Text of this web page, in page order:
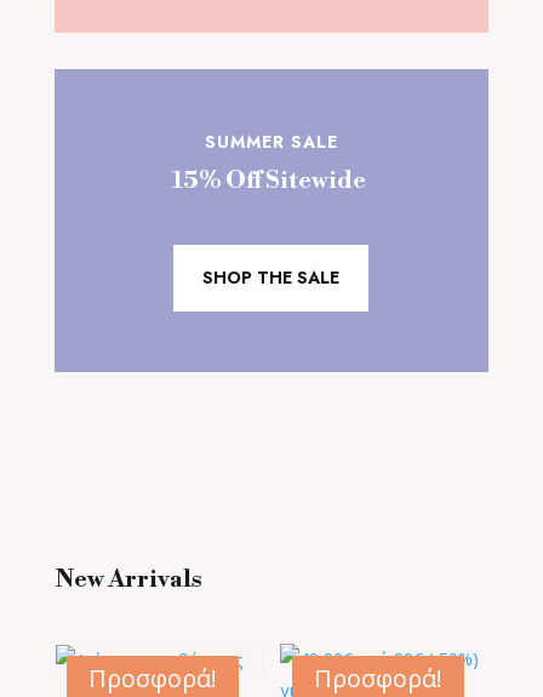
SUMMER SALE
15% Off Sitewide
SHOP THE SALE
New Arrivals
Προσφορά!
Προσφορά!